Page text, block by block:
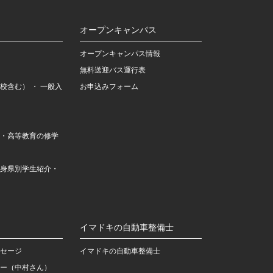
含む） ・ 一般入
高等教育の修学
県別学生紹介・
オープンキャンパス
オープンキャンパス情報
無料送迎バス運行表
お申込みフォーム
ージ
（中村さん）
イマドキの自動車整備士
イマドキの自動車整備士